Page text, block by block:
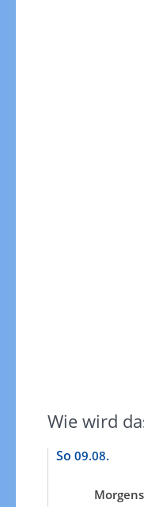
Wie wird
So 09.08.
Morgens